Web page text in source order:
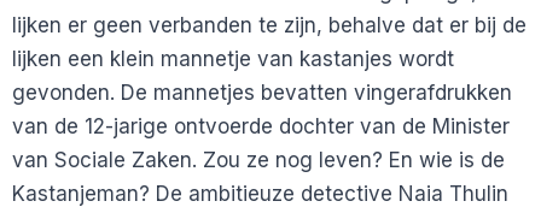
lijken er geen verbanden te zijn, behalve dat er bij de
lijken een klein mannetje van kastanjes wordt
gevonden. De mannetjes bevatten vingerafdrukken
van de 12-jarige ontvoerde dochter van de Minister
van Sociale Zaken. Zou ze nog leven? En wie is de
Kastanjeman? De ambitieuze detective Naia Thulin